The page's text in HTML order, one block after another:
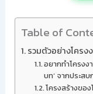
Table of
รวมตัวอย่างโคร
อยากทำโครงง
บท’ จากประส
โครงสร้างขอ